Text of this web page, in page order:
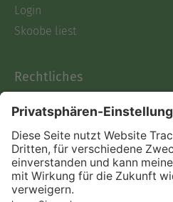
Login
Skoobe liest
Rechtliches
AGB
Informationen nach Data
Act
Verträge hier kündigen
Impressum